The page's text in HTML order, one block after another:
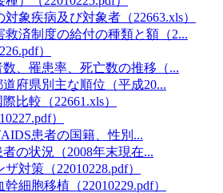
象疾病及び対象者（22663.xls）
救済制度の給付の種類と額（2...
）
、罹患率、死亡数の推移（...
府県別主な順位（平成20...
比較（22661.xls）
）
患者の国籍、性別...
の状況（2008年末現在...
対策（22010228.pdf）
細胞移植（22010229.pdf）